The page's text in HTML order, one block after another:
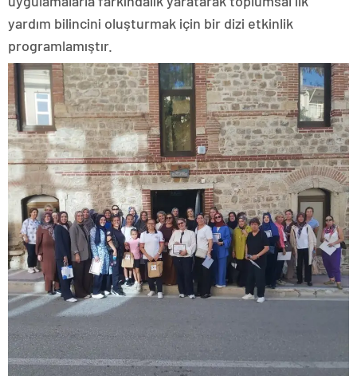
yardım bilincini oluşturmak için bir dizi etkinlik
programlamıştır.